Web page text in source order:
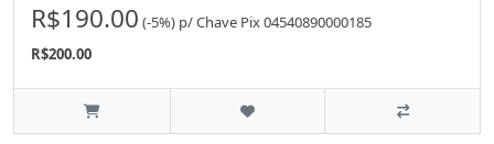
R$190.00 (-5%) p/Chave Pix 04540890000185
R$200.00